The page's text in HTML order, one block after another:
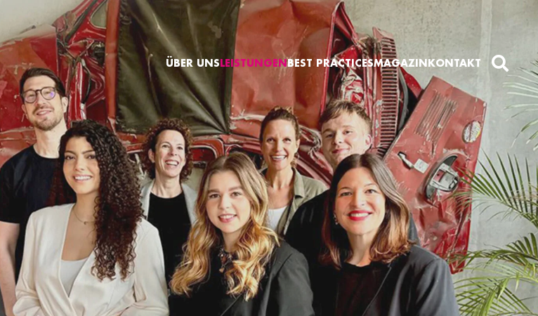
ÜBER UNSLEISTUNGENBEST PRACTICESMAGAZINKONTAKT